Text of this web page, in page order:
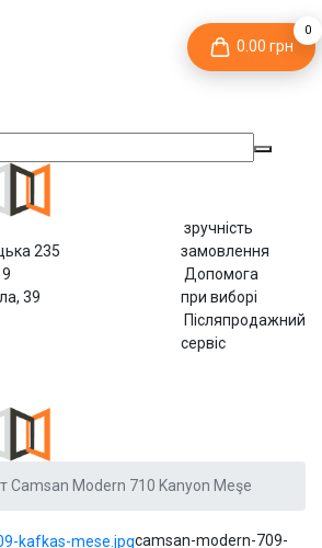
0.00 грн
0
235
39
зручність
замовлення
Допомога
при виборі
Післяпродажний
сервіс
Camsan Modern 710 Kanyon Meşe
camsan-modern-709-